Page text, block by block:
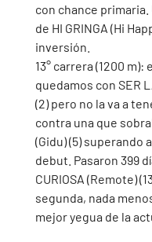
con chance
de HI GRINGA (Hi
inversión.
13° carrera (1200
quedamos con SER
(2) pero no la va a
contra una que
(Gidu) (5) superando
debut. Pasaron 399
CURIOSA (Remote)
segunda, nada
mejor yegua de la